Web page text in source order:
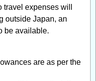
expenses will
outside Japan, an
be available.
are as per the